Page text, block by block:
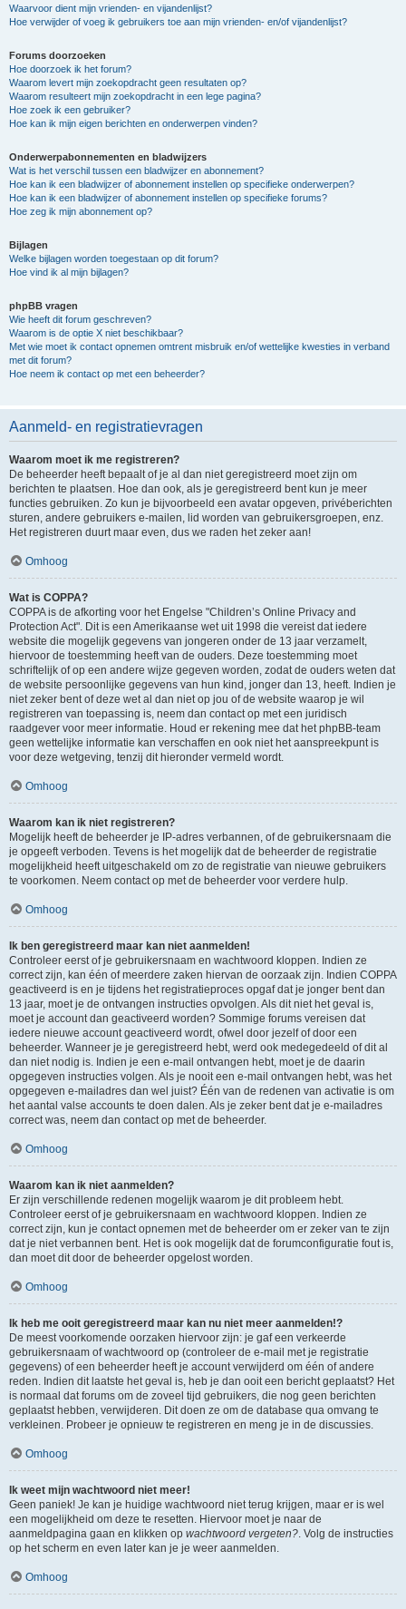
Waarvoor dient mijn vrienden- en vijandenlijst?
Hoe verwijder of voeg ik gebruikers toe aan mijn vrienden- en/of vijandenlijst?
Forums doorzoeken
Hoe doorzoek ik het forum?
Waarom levert mijn zoekopdracht geen resultaten op?
Waarom resulteert mijn zoekopdracht in een lege pagina?
Hoe zoek ik een gebruiker?
Hoe kan ik mijn eigen berichten en onderwerpen vinden?
Onderwerpabonnementen en bladwijzers
Wat is het verschil tussen een bladwijzer en abonnement?
Hoe kan ik een bladwijzer of abonnement instellen op specifieke onderwerpen?
Hoe kan ik een bladwijzer of abonnement instellen op specifieke forums?
Hoe zeg ik mijn abonnement op?
Bijlagen
Welke bijlagen worden toegestaan op dit forum?
Hoe vind ik al mijn bijlagen?
phpBB vragen
Wie heeft dit forum geschreven?
Waarom is de optie X niet beschikbaar?
Met wie moet ik contact opnemen omtrent misbruik en/of wettelijke kwesties in verband
met dit forum?
Hoe neem ik contact op met een beheerder?
Aanmeld- en registratievragen
Waarom moet ik me registreren?
De beheerder heeft bepaalt of je al dan niet geregistreerd moet zijn om
berichten te plaatsen. Hoe dan ook, als je geregistreerd bent kun je meer
functies gebruiken. Zo kun je bijvoorbeeld een avatar opgeven, privéberichten
sturen, andere gebruikers e-mailen, lid worden van gebruikersgroepen, enz.
Het registreren duurt maar even, dus we raden het zeker aan!
Omhoog
Wat is COPPA?
COPPA is de afkorting voor het Engelse "Children’s Online Privacy and
Protection Act". Dit is een Amerikaanse wet uit 1998 die vereist dat iedere
website die mogelijk gegevens van jongeren onder de 13 jaar verzamelt,
hiervoor de toestemming heeft van de ouders. Deze toestemming moet
schriftelijk of op een andere wijze gegeven worden, zodat de ouders weten dat
de website persoonlijke gegevens van hun kind, jonger dan 13, heeft. Indien je
niet zeker bent of deze wet al dan niet op jou of de website waarop je wil
registreren van toepassing is, neem dan contact op met een juridisch
raadgever voor meer informatie. Houd er rekening mee dat het phpBB-team
geen wettelijke informatie kan verschaffen en ook niet het aanspreekpunt is
voor deze wetgeving, tenzij dit hieronder vermeld wordt.
Omhoog
Waarom kan ik niet registreren?
Mogelijk heeft de beheerder je IP-adres verbannen, of de gebruikersnaam die
je opgeeft verboden. Tevens is het mogelijk dat de beheerder de registratie
mogelijkheid heeft uitgeschakeld om zo de registratie van nieuwe gebruikers
te voorkomen. Neem contact op met de beheerder voor verdere hulp.
Omhoog
Ik ben geregistreerd maar kan niet aanmelden!
Controleer eerst of je gebruikersnaam en wachtwoord kloppen. Indien ze
correct zijn, kan één of meerdere zaken hiervan de oorzaak zijn. Indien COPPA
geactiveerd is en je tijdens het registratieproces opgaf dat je jonger bent dan
13 jaar, moet je de ontvangen instructies opvolgen. Als dit niet het geval is,
moet je account dan geactiveerd worden? Sommige forums vereisen dat
iedere nieuwe account geactiveerd wordt, ofwel door jezelf of door een
beheerder. Wanneer je je geregistreerd hebt, werd ook medegedeeld of dit al
dan niet nodig is. Indien je een e-mail ontvangen hebt, moet je de daarin
opgegeven instructies volgen. Als je nooit een e-mail ontvangen hebt, was het
opgegeven e-mailadres dan wel juist? Één van de redenen van activatie is om
het aantal valse accounts te doen dalen. Als je zeker bent dat je e-mailadres
correct was, neem dan contact op met de beheerder.
Omhoog
Waarom kan ik niet aanmelden?
Er zijn verschillende redenen mogelijk waarom je dit probleem hebt.
Controleer eerst of je gebruikersnaam en wachtwoord kloppen. Indien ze
correct zijn, kun je contact opnemen met de beheerder om er zeker van te zijn
dat je niet verbannen bent. Het is ook mogelijk dat de forumconfiguratie fout is,
dan moet dit door de beheerder opgelost worden.
Omhoog
Ik heb me ooit geregistreerd maar kan nu niet meer aanmelden!?
De meest voorkomende oorzaken hiervoor zijn: je gaf een verkeerde
gebruikersnaam of wachtwoord op (controleer de e-mail met je registratie
gegevens) of een beheerder heeft je account verwijderd om één of andere
reden. Indien dit laatste het geval is, heb je dan ooit een bericht geplaatst? Het
is normaal dat forums om de zoveel tijd gebruikers, die nog geen berichten
geplaatst hebben, verwijderen. Dit doen ze om de database qua omvang te
verkleinen. Probeer je opnieuw te registreren en meng je in de discussies.
Omhoog
Ik weet mijn wachtwoord niet meer!
Geen paniek! Je kan je huidige wachtwoord niet terug krijgen, maar er is wel
een mogelijkheid om deze te resetten. Hiervoor moet je naar de
aanmeldpagina gaan en klikken op wachtwoord vergeten?. Volg de instructies
op het scherm en even later kan je je weer aanmelden.
Omhoog